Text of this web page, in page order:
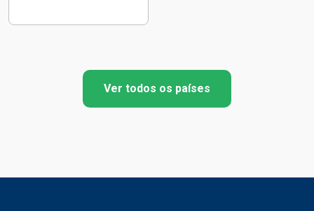
Ver todos os países